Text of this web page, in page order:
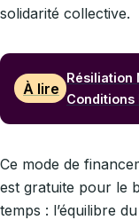
solidarité collective.
À lire
Résiliation
Conditions
Ce mode de
est gratuite pour le
temps : l’équilibre